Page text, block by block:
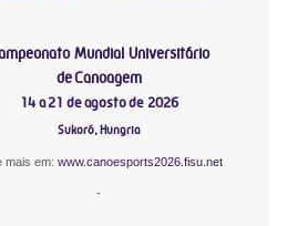
Mundial Universitário
de Canoagem
14 a 21 de agosto de 2026
Sukoró, Hungria
mais em:www.canoesports2026.fisu.net
-